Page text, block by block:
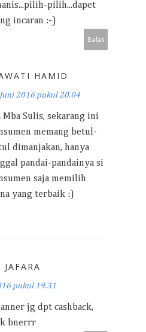
pilih...dapet
incaran :-)
Balas
HAMID
2016 pukul 20.04
Mba Sulis, sekarang ini
memang betul-
dimanjakan, hanya
pandai-pandainya si
saja memilih
yang terbaik :)
JAFARA
pukul 19.31
jg dpt cashback,
bnerrr